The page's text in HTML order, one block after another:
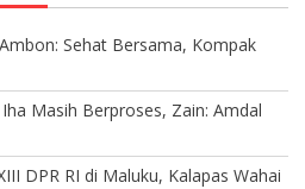
Sehat Bersama, Kompak
Masih Berproses, Zain: Amdal
DPR RI di Maluku, Kalapas Wahai